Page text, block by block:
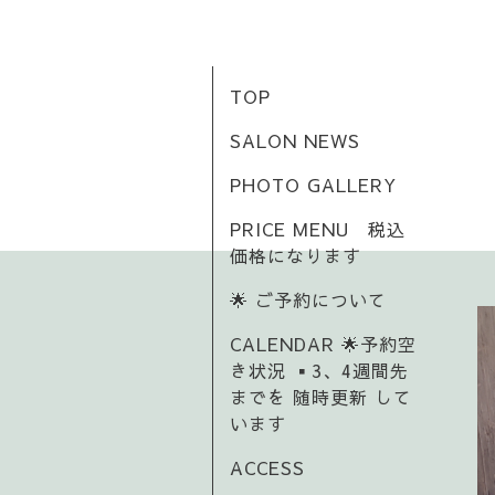
TOP
SALON NEWS
PHOTO GALLERY
PRICE MENU 税込
価格になります
🌟 ご予約について
CALENDAR 🌟予約空
き状況 ▪️3、4週間先
までを 随時更新 して
います
ACCESS